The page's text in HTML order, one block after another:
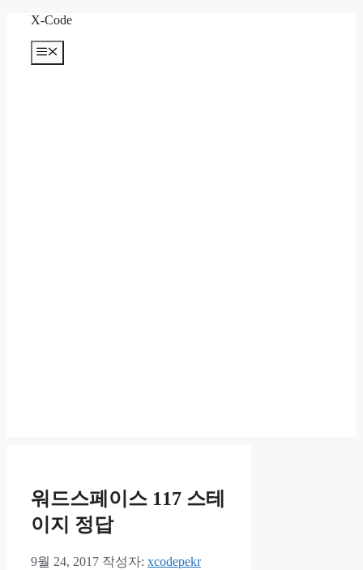
X-Code
메
뉴
워드스페이스 117 스테
이지 정답
9월 24, 2017 작성자: xcodepekr